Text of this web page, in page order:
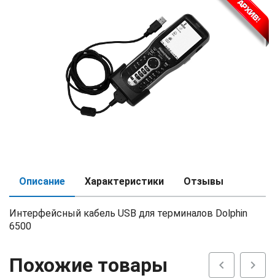
Описание Характеристики Отзывы
Интерфейсный кабель USB для терминалов Dolphin
6500
Похожие товары chevron_left chevron_right